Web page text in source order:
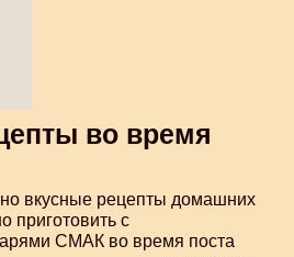
во время
вкусные рецепты домашних
приготовить с
СМАК во время поста